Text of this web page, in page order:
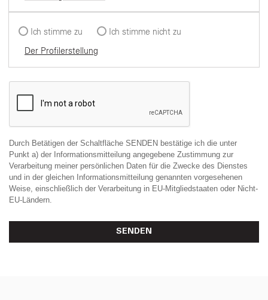
Ich stimme zu
Ich stimme nicht zu
Der Profilerstellung
Durch Betätigen der Schaltfläche SENDEN bestätige ich die unter
Punkt a) der Informationsmitteilung angegebene Zustimmung zur
Verarbeitung meiner persönlichen Daten für die Zwecke des Dienstes
und in der gleichen Informationsmitteilung genannten vorgesehenen
Weise, einschließlich der Verarbeitung in EU-Mitgliedstaaten oder Nicht-
EU-Ländern.
SENDEN